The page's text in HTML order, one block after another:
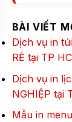
BÀI VIẾT
Dịch vụ in
RẺ tại TP
Dịch vụ in
NGHIỆP tại
Mẫu in